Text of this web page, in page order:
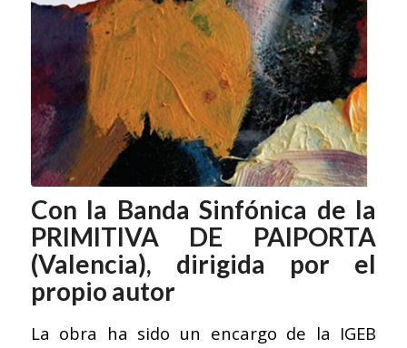
Con la Banda Sinfónica de la
PRIMITIVA DE PAIPORTA
(Valencia), dirigida por el
propio autor
La obra ha sido un encargo de la IGEB